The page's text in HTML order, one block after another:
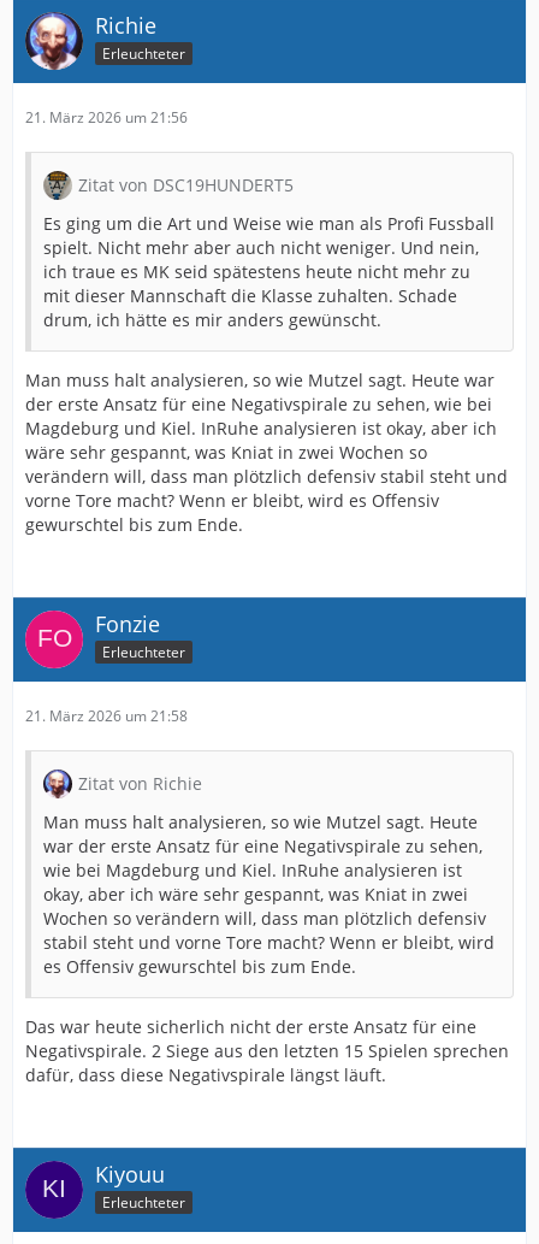
Richie
Erleuchteter
21. März 2026 um 21:56
Zitat von DSC19HUNDERT5
Es ging um die Art und Weise wie man als Profi Fussball
spielt. Nicht mehr aber auch nicht weniger. Und nein,
ich traue es MK seid spätestens heute nicht mehr zu
mit dieser Mannschaft die Klasse zuhalten. Schade
drum, ich hätte es mir anders gewünscht.
Man muss halt analysieren, so wie Mutzel sagt. Heute war
der erste Ansatz für eine Negativspirale zu sehen, wie bei
Magdeburg und Kiel. InRuhe analysieren ist okay, aber ich
wäre sehr gespannt, was Kniat in zwei Wochen so
verändern will, dass man plötzlich defensiv stabil steht und
vorne Tore macht? Wenn er bleibt, wird es Offensiv
gewurschtel bis zum Ende.
Fonzie
Erleuchteter
21. März 2026 um 21:58
Zitat von Richie
Man muss halt analysieren, so wie Mutzel sagt. Heute
war der erste Ansatz für eine Negativspirale zu sehen,
wie bei Magdeburg und Kiel. InRuhe analysieren ist
okay, aber ich wäre sehr gespannt, was Kniat in zwei
Wochen so verändern will, dass man plötzlich defensiv
stabil steht und vorne Tore macht? Wenn er bleibt, wird
es Offensiv gewurschtel bis zum Ende.
Das war heute sicherlich nicht der erste Ansatz für eine
Negativspirale. 2 Siege aus den letzten 15 Spielen sprechen
dafür, dass diese Negativspirale längst läuft.
Kiyouu
Erleuchteter